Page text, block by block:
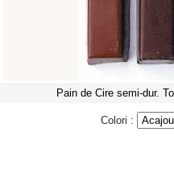
Pain de Cire semi-dur.
Colori :